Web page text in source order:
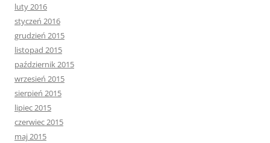
luty 2016
styczeń 2016
grudzień 2015
listopad 2015
październik 2015
wrzesień 2015
sierpień 2015
lipiec 2015
czerwiec 2015
maj 2015